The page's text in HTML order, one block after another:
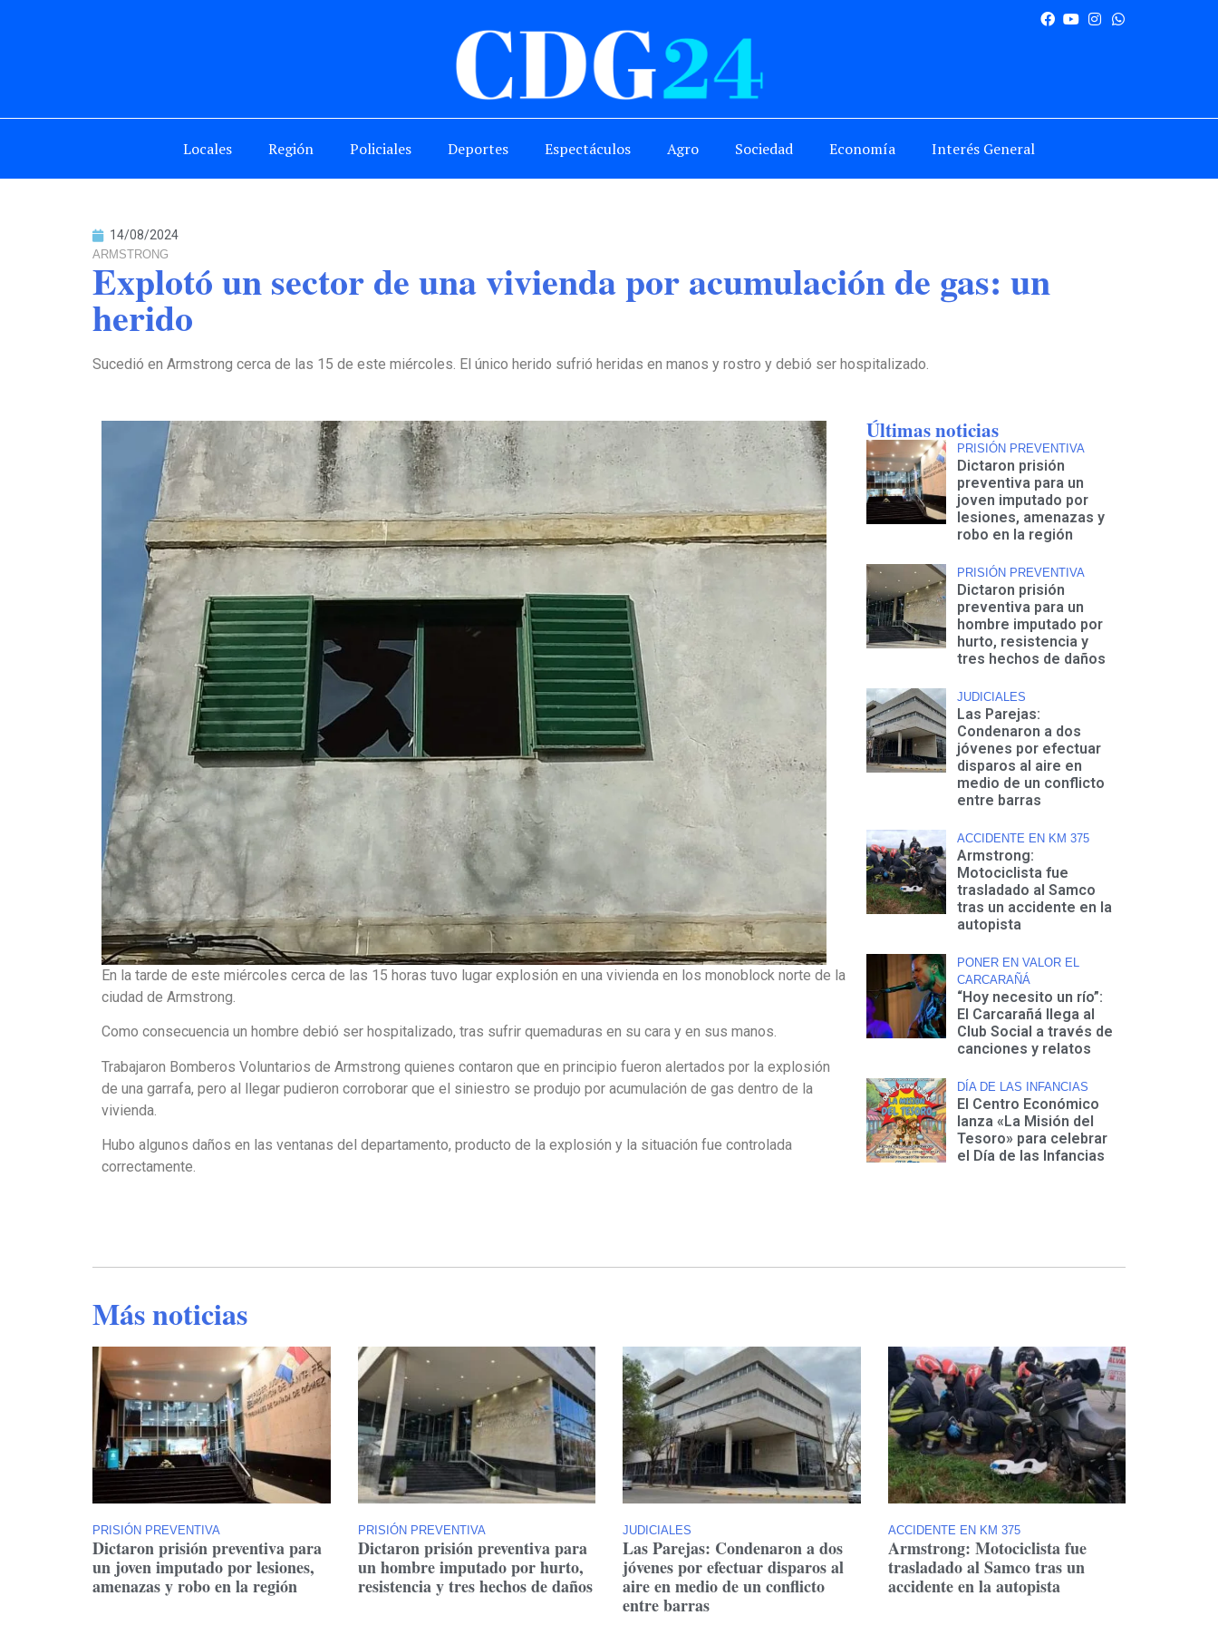
Locales Región Policiales Deportes Espectáculos Agro Sociedad Economía Interés General
14/08/2024
ARMSTRONG
Explotó un sector de una vivienda por acumulación de gas: un
herido
Sucedió en Armstrong cerca de las 15 de este miércoles. El único herido sufrió heridas en manos y rostro y debió ser hospitalizado.
En la tarde de este miércoles cerca de las 15 horas tuvo lugar explosión en una vivienda en los monoblock norte de la
ciudad de Armstrong.
Como consecuencia un hombre debió ser hospitalizado, tras sufrir quemaduras en su cara y en sus manos.
Trabajaron Bomberos Voluntarios de Armstrong quienes contaron que en principio fueron alertados por la explosión
de una garrafa, pero al llegar pudieron corroborar que el siniestro se produjo por acumulación de gas dentro de la
vivienda.
Hubo algunos daños en las ventanas del departamento, producto de la explosión y la situación fue controlada
correctamente.
Últimas noticias
PRISIÓN PREVENTIVA
Dictaron prisión
preventiva para un
joven imputado por
lesiones, amenazas y
robo en la región
PRISIÓN PREVENTIVA
Dictaron prisión
preventiva para un
hombre imputado por
hurto, resistencia y
tres hechos de daños
JUDICIALES
Las Parejas:
Condenaron a dos
jóvenes por efectuar
disparos al aire en
medio de un conflicto
entre barras
ACCIDENTE EN KM 375
Armstrong:
Motociclista fue
trasladado al Samco
tras un accidente en la
autopista
PONER EN VALOR EL
CARCARAÑÁ
“Hoy necesito un río”:
El Carcarañá llega al
Club Social a través de
canciones y relatos
DÍA DE LAS INFANCIAS
El Centro Económico
lanza «La Misión del
Tesoro» para celebrar
el Día de las Infancias
Más noticias
PRISIÓN PREVENTIVA
Dictaron prisión preventiva para
un joven imputado por lesiones,
amenazas y robo en la región
PRISIÓN PREVENTIVA
Dictaron prisión preventiva para
un hombre imputado por hurto,
resistencia y tres hechos de daños
JUDICIALES
Las Parejas: Condenaron a dos
jóvenes por efectuar disparos al
aire en medio de un conflicto
entre barras
ACCIDENTE EN KM 375
Armstrong: Motociclista fue
trasladado al Samco tras un
accidente en la autopista